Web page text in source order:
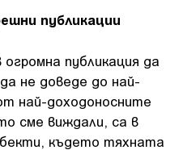
публикации
публикация да
не доведе до най-
най-доходоносните
сме виждали, са в
където тяхната